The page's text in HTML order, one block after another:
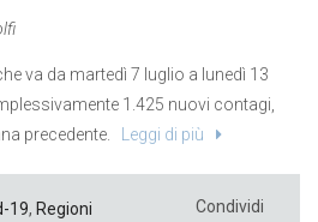
va da martedì 7 luglio a lunedì 13
1.425 nuovi contagi,
precedente.
Leggi di più
19, Regioni Condividi